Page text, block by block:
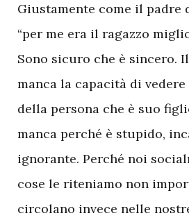
Giustamente come il padre
“per me era il ragazzo
Sono sicuro che è sincero.
manca la capacità di
della persona che è suo
manca perché è stupido,
ignorante. Perché noi
cose le riteniamo non
circolano invece nelle